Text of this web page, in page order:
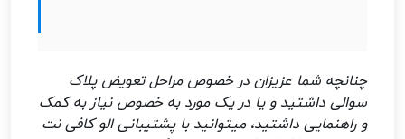
چنانچه شما عزیزان در خصوص مراحل تعویض پلاک
سوالی داشتید و یا در یک مورد به خصوص نیاز به کمک
و راهنمایی داشتید، میتوانید با پشتیبانی الو کافی نت